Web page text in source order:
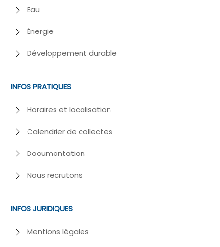
Eau
Énergie
Développement durable
INFOS PRATIQUES
Horaires et localisation
Calendrier de collectes
Documentation
Nous recrutons
INFOS JURIDIQUES
Mentions légales